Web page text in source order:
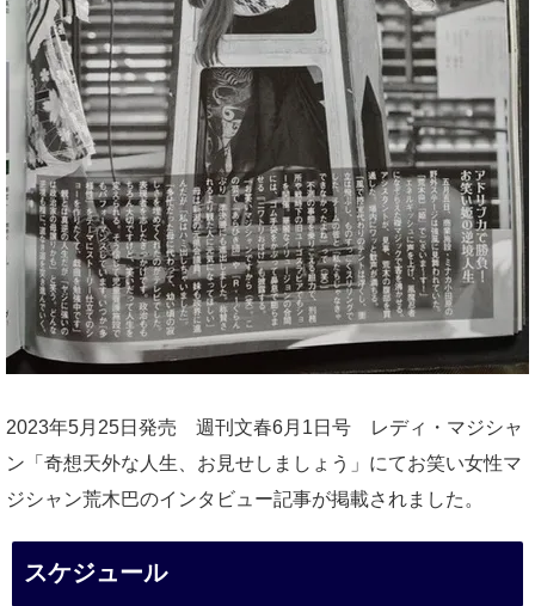
2023年5月25日発売 週刊文春6月1日号 レディ・マジシャ
ン「奇想天外な人生、お見せしましょう」にてお笑い女性マ
ジシャン荒木巴のインタビュー記事が掲載されました。
スケジュール